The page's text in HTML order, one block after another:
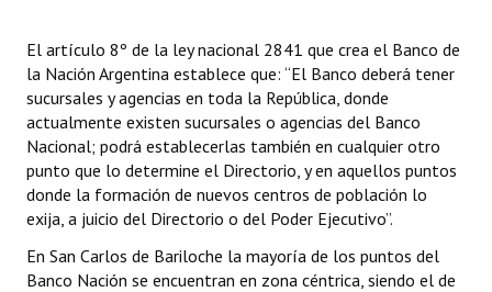
Noticias Destacadas
Registros y Distinciones
Datos Históricos
Premio al Mérito - Registro
Audiencias Públicas - Registro
Mujeres que Dejaron Huellas - Registro
El artículo 8º de la ley nacional 2841 que crea el Banco de
la Nación Argentina establece que: “El Banco deberá tener
sucursales y agencias en toda la República, donde
actualmente existen sucursales o agencias del Banco
Nacional; podrá establecerlas también en cualquier otro
punto que lo determine el Directorio, y en aquellos puntos
donde la formación de nuevos centros de población lo
exija, a juicio del Directorio o del Poder Ejecutivo”.
En San Carlos de Bariloche la mayoría de los puntos del
Banco Nación se encuentran en zona céntrica, siendo el de